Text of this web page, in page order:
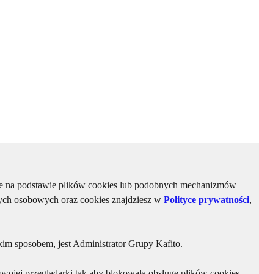
na podstawie plików cookies lub podobnych mechanizmów
osobowych oraz cookies znajdziesz w Polityce prywatności,
sposobem, jest Administrator Grupy Kafito.